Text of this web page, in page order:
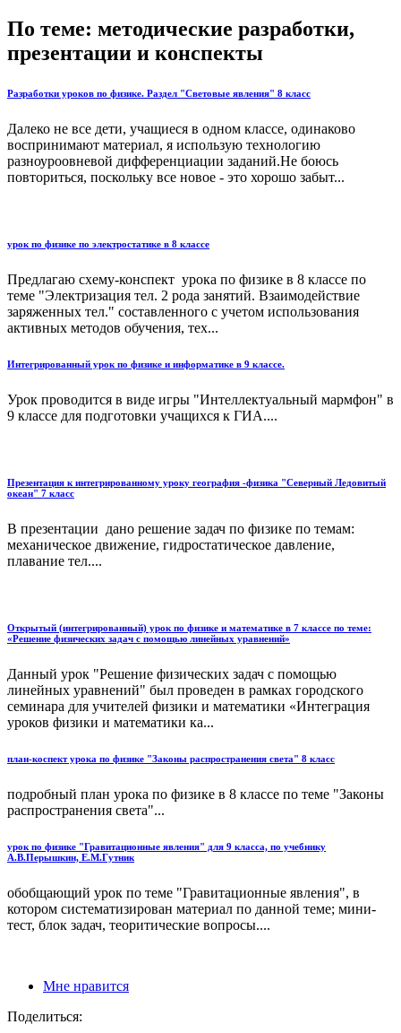
По теме: методические разработки,
презентации и конспекты
Разработки уроков по физике. Раздел "Световые явления" 8 класс
Далеко не все дети, учащиеся в одном классе, одинаково
воспринимают материал, я использую технологию
разноуроовневой дифференциации заданий.Не боюсь
повториться, поскольку все новое - это хорошо забыт...
урок по физике по электростатике в 8 классе
Предлагаю схему-конспект урока по физике в 8 классе по
теме "Электризация тел. 2 рода занятий. Взаимодействие
заряженных тел." составленного с учетом использования
активных методов обучения, тех...
Интегрированный урок по физике и информатике в 9 классе.
Урок проводится в виде игры "Интеллектуальный мармфон" в
9 классе для подготовки учащихся к ГИА....
Презентация к интегрированному уроку география -физика "Северный Ледовитый
океан" 7 класс
В презентации дано решение задач по физике по темам:
механическое движение, гидростатическое давление,
плавание тел....
Открытый (интегрированный) урок по физике и математике в 7 классе по теме:
«Решение физических задач с помощью линейных уравнений»
Данный урок "Решение физических задач с помощью
линейных уравнений" был проведен в рамках городского
семинара для учителей физики и математики «Интеграция
уроков физики и математики ка...
план-коспект урока по физике "Законы распространения света" 8 класс
подробный план урока по физике в 8 классе по теме "Законы
распространения света"...
урок по физике "Гравитационные явления" для 9 класса, по учебнику
А.В.Перышкин, Е.М.Гутник
обобщающий урок по теме "Гравитационные явления", в
котором систематизирован материал по данной теме; мини-
тест, блок задач, теоритические вопросы....
Мне нравится
Поделиться: